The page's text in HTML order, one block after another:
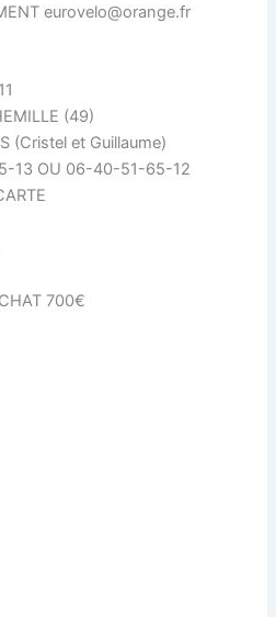
eurovelo@orange.fr
(49)
(Cristel et Guillaume)
13 OU 06-40-51-65-12
700€